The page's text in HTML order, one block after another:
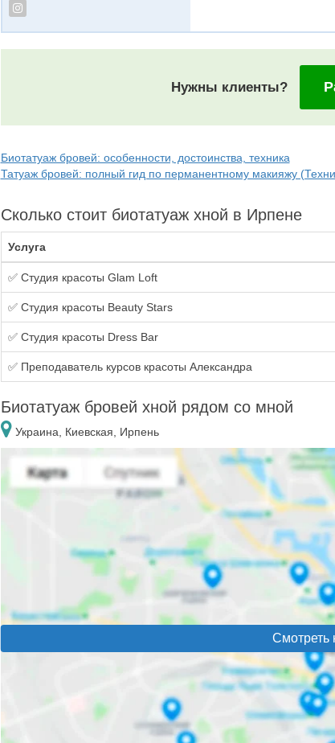
Нужны клиенты?
Биотатуаж бровей: особенности, достоинства, техника
Татуаж бровей: полный гид по перманентному макияжу
Сколько стоит биотатуаж хной в Ирпене
Услуга
✅ Студия красоты Glam Loft
✅ Студия красоты Beauty Stars
✅ Студия красоты Dress Bar
✅ Преподаватель курсов красоты Александра
Биотатуаж бровей хной рядом со мной
Украина, Киевская, Ирпень
Смотреть